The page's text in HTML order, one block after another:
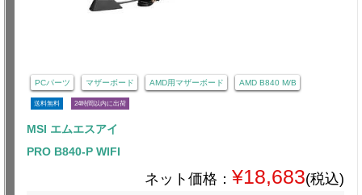
PCパーツ マザーボード AMD用マザーボード AMD B840 M/B
送料無料 24時間以内に出荷
MSI エムエスアイ
PRO B840-P WIFI
ネット価格： ¥18,683(税込)